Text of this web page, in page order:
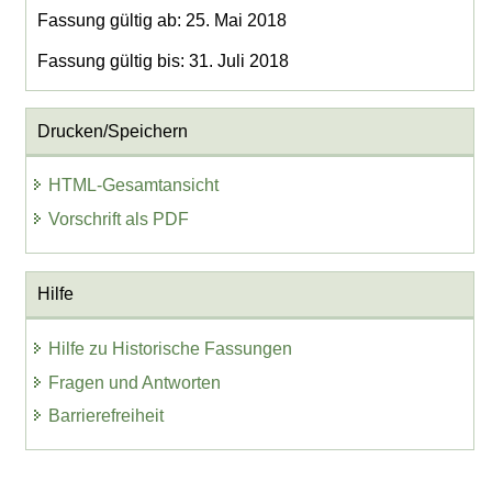
Fassung gültig ab: 25. Mai 2018
Fassung gültig bis: 31. Juli 2018
Drucken/Speichern
HTML-Gesamtansicht
Vorschrift als PDF
Hilfe
Hilfe zu Historische Fassungen
Fragen und Antworten
Barrierefreiheit